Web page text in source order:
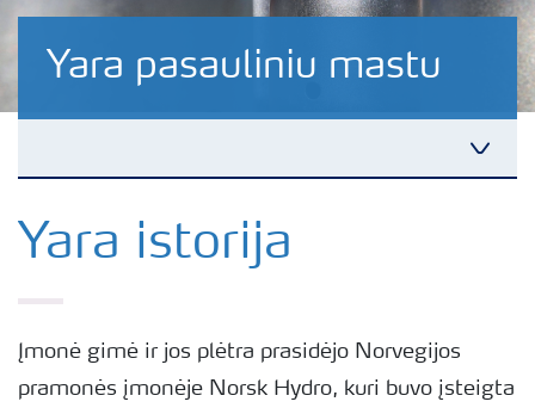
Yara pasauliniu mastu
Yara pasauliniu mastu
Yara istorija
Įmonė gimė ir jos plėtra prasidėjo Norvegijos
pramonės įmonėje Norsk Hydro, kuri buvo įsteigta